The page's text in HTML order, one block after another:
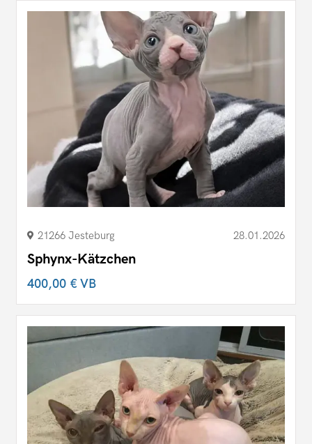
21266 Jesteburg 28.01.2026
Sphynx-Kätzchen
400,00 €VB